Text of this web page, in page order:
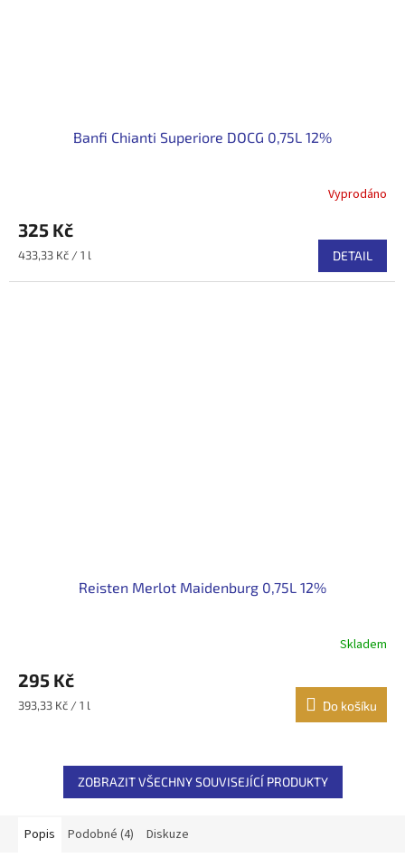
Banfi Chianti Superiore DOCG 0,75L 12%
Vyprodáno
325 Kč
Měrná
433,33 Kč / 1 l DETAIL
Reisten Merlot Maidenburg 0,75L 12%
Skladem
295 Kč
Měrná
393,33 Kč / 1 l Do košíku
ZOBRAZIT VŠECHNY SOUVISEJÍCÍ PRODUKTY
Popis Podobné (4) Diskuze